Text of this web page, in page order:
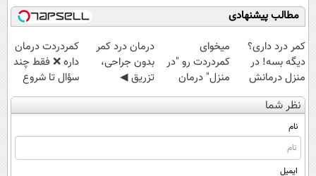
مطالب پیشنهادی
کمر درد داری؟
دیگه بسه! در
منزل درمانش
کن
(◀پرسش‌نامه)
میخوای
کمردردت رو "در
منزل" درمان
کنی؟ (◂فیلم +
درمان درد کمر
بدون جراحی،
تزریق ◀
پرسش‌نامه رو پر
‌کمردردت درمان
داره ❌ فقط چند
سؤال تا شروع
بهبودی فاصله‌
نظر شما
نام
ایمیل